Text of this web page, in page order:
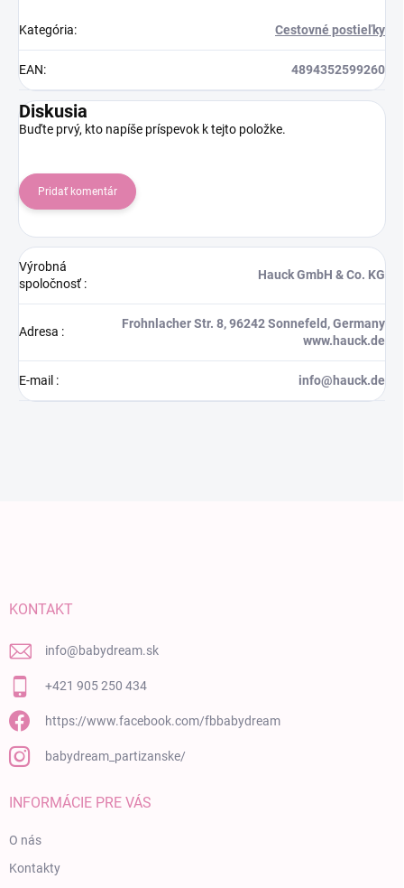
Kategória: Cestovné postieľky
EAN: 4894352599260
Diskusia
Buďte prvý, kto napíše príspevok k tejto položke.
Pridať komentár
Výrobná
spoločnosť:
Hauck GmbH & Co. KG
Adresa :
Frohnlacher Str. 8, 96242 Sonnefeld, Germany
www.hauck.de
E-mail : info@hauck.de
KONTAKT
info@babydream.sk
+421 905 250 434
https://www.facebook.com/fbbabydream
babydream_partizanske/
INFORMÁCIE PRE VÁS
O nás
Kontakty